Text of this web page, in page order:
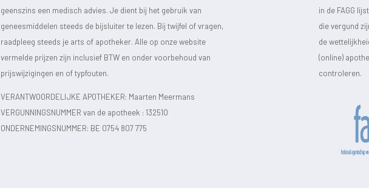
geenszins een medisch advies. Je dient bij het gebruik van
geneesmiddelen steeds de bijsluiter te lezen. Bij twijfel of vragen,
raadpleeg steeds je arts of apotheker. Alle op onze website
vermelde prijzen zijn inclusief BTW en onder voorbehoud van
prijswijzigingen en of typfouten.
VERANTWOORDELIJKE APOTHEKER: Maarten Meermans
VERGUNNINGSNUMMER van de apotheek : 132510
ONDERNEMINGSNUMMER: BE 0754 807 775
in de FAGG
die vergund
de
(online)
controleren.